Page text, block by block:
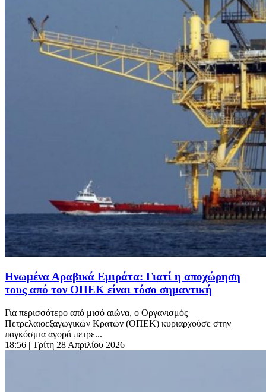
Ηνωμένα Αραβικά Εμιράτα: Γιατί η αποχώρηση
τους από τον ΟΠΕΚ είναι τόσο σημαντική
Για περισσότερο από μισό αιώνα, ο Οργανισμός
Πετρελαιοεξαγωγικών Κρατών (ΟΠΕΚ) κυριαρχούσε στην
παγκόσμια αγορά πετρε...
18:56 | Τρίτη 28 Απριλίου 2026